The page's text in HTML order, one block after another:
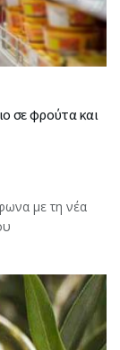
σε φρούτα και
με τη νέα